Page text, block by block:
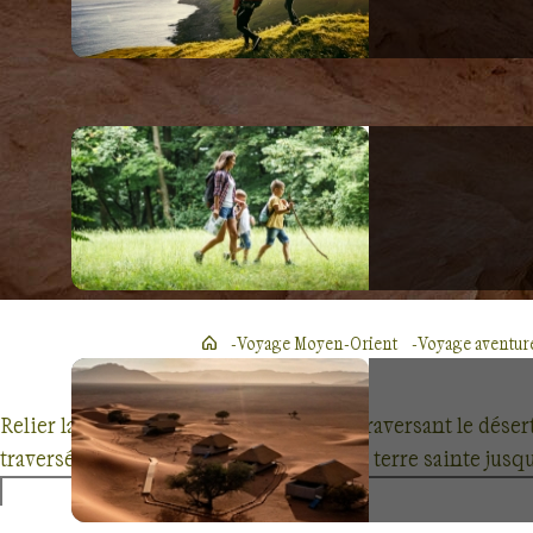
Voyage Moyen-Orient Voyage
Relier la mer Morte à la mer Rouge en traversant le
traversée, dumont Nébooù Moïse vit la terre sainte
randonnées sur divers reliefs, des canyons de